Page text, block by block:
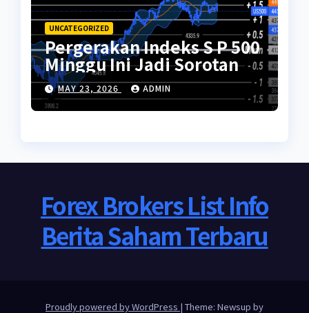
UNCATEGORIZED
Pergerakan Indeks S P 500
Minggu Ini Jadi Sorotan
MAY 23, 2026 ADMIN
Forex Brokers List Info
Berita Saham Terbaru
Proudly powered by WordPress | Theme: Newsup by